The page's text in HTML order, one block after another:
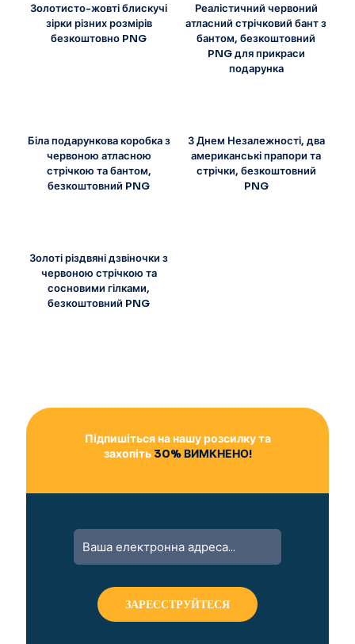
Золотисто-жовті блискучі
зірки різних розмірів
безкоштовно PNG
Реалістичний червоний
атласний стрічковий бант з
бантом, безкоштовний
PNG для прикраси
подарунка
Біла подарункова коробка з
червоною атласною
стрічкою та бантом,
безкоштовний PNG
З Днем Незалежності, два
американські прапори та
стрічки, безкоштовний
PNG
Золоті різдвяні дзвіночки з
червоною стрічкою та
сосновими гілками,
безкоштовний PNG
Підпишіться на нашу розсилку та
захопіть30% ВИМКНЕНО!